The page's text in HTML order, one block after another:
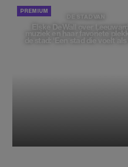
DE STAD VAN
Elske DeWall over
muziek en haar favoriete
de stad: 'Een stad die voelt als